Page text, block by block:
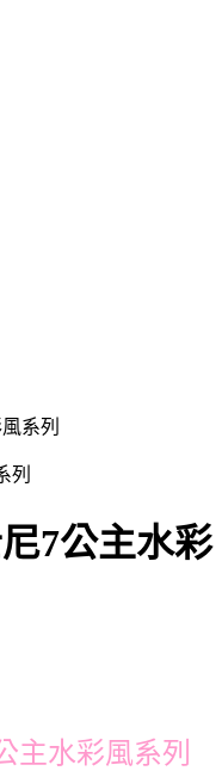
系列
7公主水彩
主水彩風系列